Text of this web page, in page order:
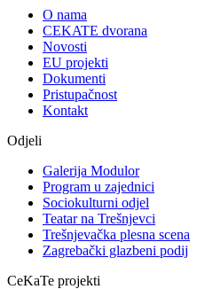
O nama
CEKATE dvorana
Novosti
EU projekti
Dokumenti
Pristupačnost
Kontakt
Odjeli
Galerija Modulor
Program u zajednici
Sociokulturni odjel
Teatar na Trešnjevci
Trešnjevačka plesna scena
Zagrebački glazbeni podij
CeKaTe projekti